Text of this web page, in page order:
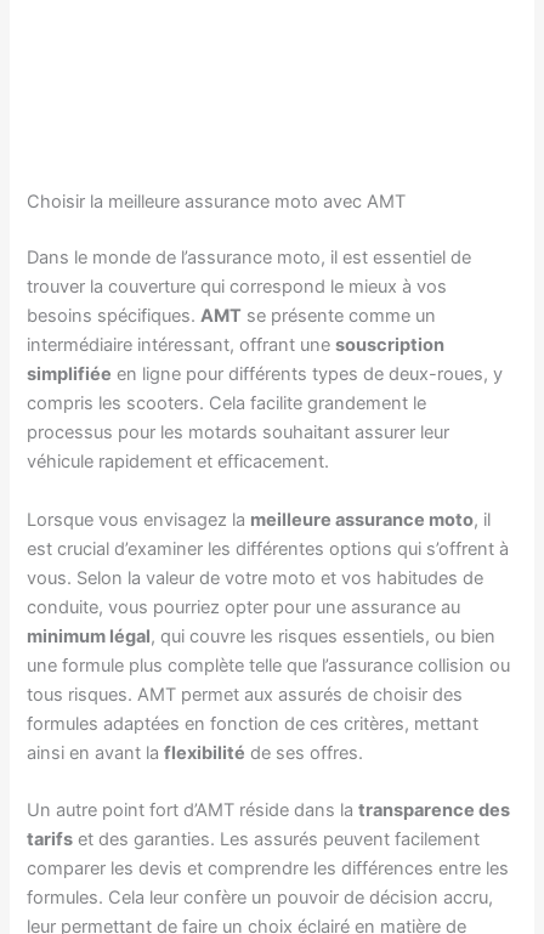
Choisir la meilleure assurance moto avec AMT
Dans le monde de l’assurance moto, il est essentiel de
trouver la couverture qui correspond le mieux à vos
besoins spécifiques.AMT se présente comme un
intermédiaire intéressant, offrant unesouscription
simplifiée en ligne pour différents types de deux-roues, y
compris les scooters. Cela facilite grandement le
processus pour les motards souhaitant assurer leur
véhicule rapidement et efficacement.
Lorsque vous envisagez la meilleure assurance moto, il
est crucial d’examiner les différentes options qui s’offrent à
vous. Selon la valeur de votre moto et vos habitudes de
conduite, vous pourriez opter pour une assurance au
minimum légal, qui couvre les risques essentiels, ou bien
une formule plus complète telle que l’assurance collision ou
tous risques. AMT permet aux assurés de choisir des
formules adaptées en fonction de ces critères, mettant
ainsi en avant laflexibilité de ses offres.
Un autre point fort d’AMT réside dans latransparence des
tarifs et des garanties. Les assurés peuvent facilement
comparer les devis et comprendre les différences entre les
formules. Cela leur confère un pouvoir de décision accru,
leur permettant de faire un choix éclairé en matière de